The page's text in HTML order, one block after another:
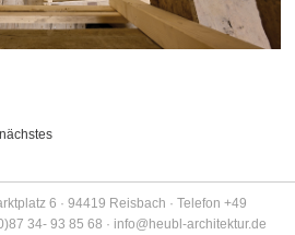
nächstes
6 · 94419 Reisbach · Telefon +49
34- 93 85 68 · info@heubl-architektur.de